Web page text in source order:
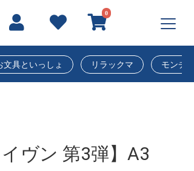
0
文具といっしょ リラックマ モンチ
ヴン 第3弾】A3